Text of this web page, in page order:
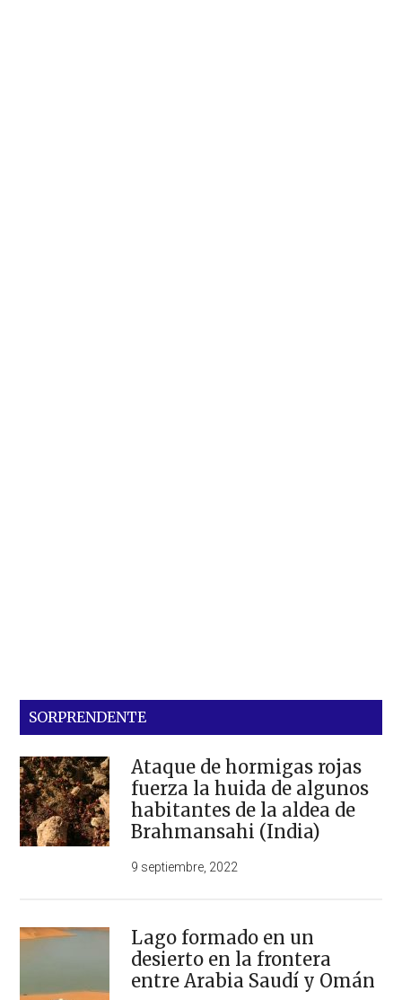
SORPRENDENTE
Ataque de hormigas rojas
fuerza la huida de algunos
habitantes de la aldea de
Brahmansahi (India)
9 septiembre, 2022
Lago formado en un
desierto en la frontera
entre Arabia Saudí y Omán